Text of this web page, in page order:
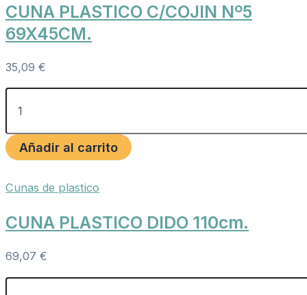
CUNA PLASTICO C/COJIN Nº5
69X45CM.
35,09 €
Añadir al carrito
Cunas de plastico
CUNA PLASTICO DIDO 110cm.
69,07 €